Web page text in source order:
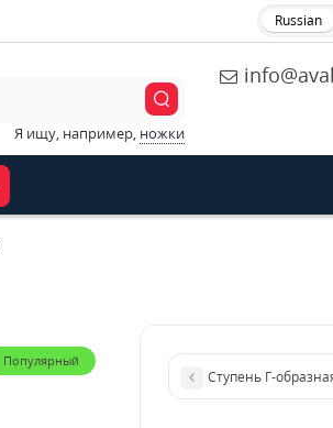
Russian
Я ищу, например, ножки
Популярный
Ступень Г-